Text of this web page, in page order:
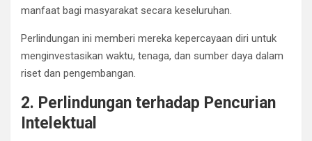
manfaat bagi masyarakat secara keseluruhan.
Perlindungan ini memberi mereka kepercayaan diri untuk
menginvestasikan waktu, tenaga, dan sumber daya dalam
riset dan pengembangan.
2. Perlindungan terhadap Pencurian
Intelektual